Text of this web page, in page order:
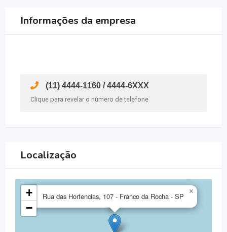
Informações da empresa
(11) 4444-1160 / 4444-6XXX
Clique para revelar o número de telefone
Localização
Rua das Hortencias, 107 - Franco da Rocha - SP
×
+
−